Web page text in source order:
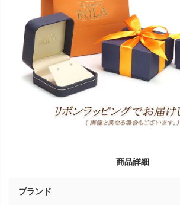
商品詳細
ブランド